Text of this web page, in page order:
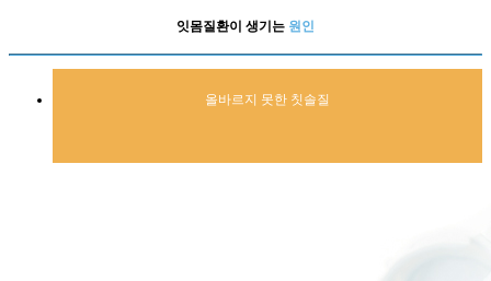
잇몸질환이 생기는 원인
올바르지 못한 칫솔질